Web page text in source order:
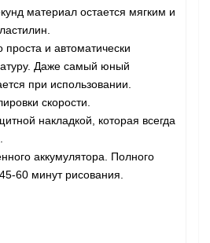
материал остается мягким и
и автоматически
Даже самый юный
при использовании.
скорости.
накладкой, которая всегда
аккумулятора. Полного
60 минут рисования.